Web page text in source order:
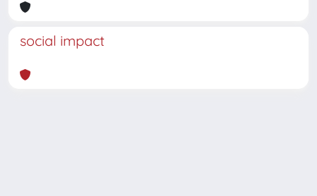
social impact